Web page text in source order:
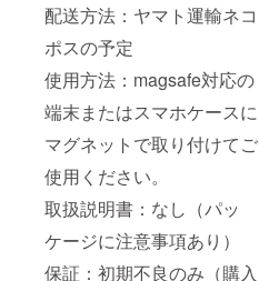
配送方法：ヤマト運輸ネコ
ポスの予定
使用方法：magsafe対応の
端末またはスマホケースに
マグネットで取り付けてご
使用ください。
取扱説明書：なし（パッ
ケージに注意事項あり）
保証：初期不良のみ（購入